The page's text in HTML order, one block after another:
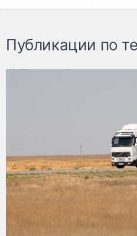
Публикации по